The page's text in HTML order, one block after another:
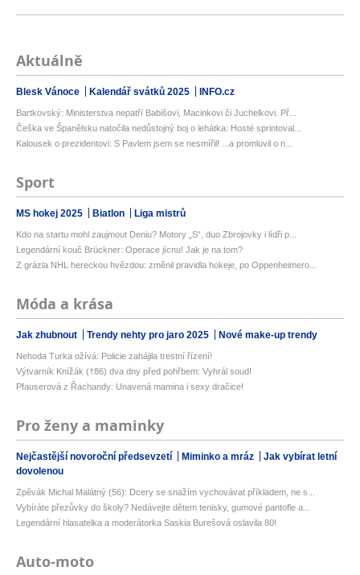
Aktuálně
Blesk Vánoce Kalendář svátků 2025 INFO.cz
Bartkovský: Ministerstva nepatří Babišovi, Macinkovi či Juchelkovi. Př...
Češka ve Španělsku natočila nedůstojný boj o lehátka: Hosté sprintoval...
Kalousek o prezidentovi: S Pavlem jsem se nesmířil! ...a promluvil o n...
Sport
MS hokej 2025 Biatlon Liga mistrů
Kdo na startu mohl zaujmout Deniu? Motory „S“, duo Zbrojovky i lídři p...
Legendární kouč Brückner: Operace jícnu! Jak je na tom?
Z grázla NHL hereckou hvězdou: změnil pravidla hokeje, po Oppenheimero...
Móda a krása
Jak zhubnout Trendy nehty pro jaro 2025 Nové make-up trendy
Nehoda Turka ožívá: Policie zahájila trestní řízení!
Výtvarník Knížák (†86) dva dny před pohřbem: Vyhrál soud!
Pfauserová z Řachandy: Unavená mamina i sexy dračice!
Pro ženy a maminky
Nejčastější novoroční předsevzetí Miminko a mráz
Jak vybírat letní
dovolenou
Zpěvák Michal Malátný (56): Dcery se snažím vychovávat příkladem, ne s...
Vybíráte přezůvky do školy? Nedávejte dětem tenisky, gumové pantofle a...
Legendární hlasatelka a moderátorka Saskia Burešová oslavila 80!
Auto-moto